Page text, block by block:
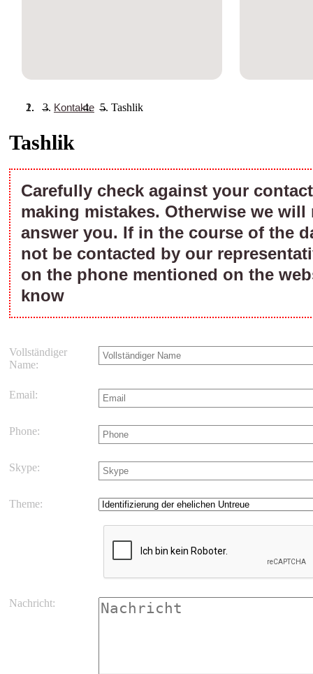
→ Kontakte → Tashlik
Tashlik
Carefully check against your
making mistakes. Otherwise we will
answer you. If in the course of the
not be contacted by our
on the phone mentioned on the
know
Vollständiger
Name:
Email:
Phone:
Skype:
Theme:
Nachricht: